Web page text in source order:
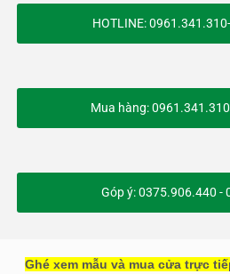
HOTLINE:
Mua hàng:
Góp ý: 0375.906.440 -
Ghé xem mẫu và mua cửa trực